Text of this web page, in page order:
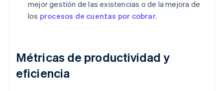
mejor gestión de las existencias o de la mejora de
los procesos de cuentas por cobrar.
Métricas de productividad y
eficiencia